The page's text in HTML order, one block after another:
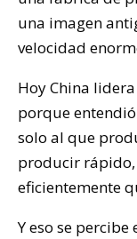
una imagen
velocidad
Hoy China
porque
solo al que
producir rápido,
eficientemente
Y eso se